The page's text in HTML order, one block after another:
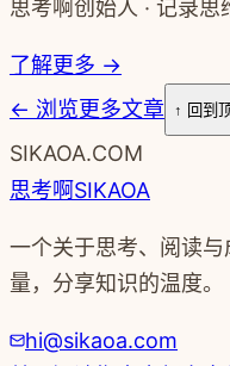
思考啊创始人 · 记录思
了解更多 →
← 浏览更多文章 ↑ 回到
SIKAOA.COM
思考啊SIKAOA
一个关于思考、阅读
量，分享知识的温度。
hi@sikaoa.com